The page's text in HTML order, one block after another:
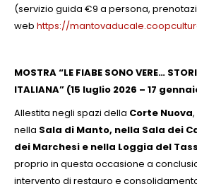
(servizio guida €9 a persona,
web https://
MOSTRA “LE FIABE SONO VERE…
ITALIANA” (15 luglio 2026 – 17
Allestita negli spazi della Corte Nuova
nella Sala di Manto, nella Sala dei
dei Marchesi e nella Loggia del
proprio in questa occasione a
intervento di restauro e